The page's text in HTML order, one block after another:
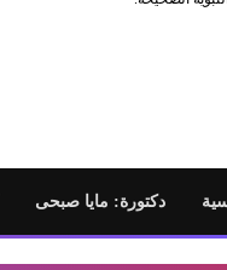
دكتورة: مايا صبحى